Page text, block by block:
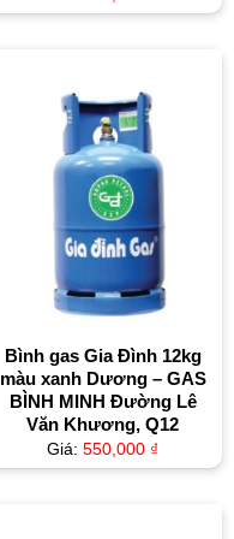
Bình gas Gia Đình 12kg
màu xanh Dương – GAS
BÌNH MINH Đường Lê
Văn Khương, Q12
Giá: 550,000 ₫